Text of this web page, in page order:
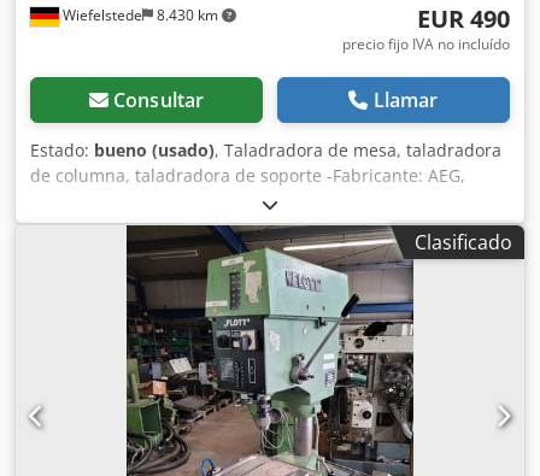
Wiefelstede 8.430 km EUR 490
precio fijo IVA no incluído
Consultar Llamar
Estado: bueno (usado), Taladradora de mesa, taladradora
de columna, taladradora de soporte -Fabricante: AEG,
taladradora de mesa, modelo DTBK-10 -Mesa de fijación:
175 x 175 mm Csdpfx Ahohfavqs Tjrf -Portaherramientas:
portabrocas B16 -Distancia del husillo al soporte: 200 mm -
Columna: diámetro 60 mm -Recorrido del husillo: 70 mm -
Motor: 0,25 kW / 2800 rpm -Tensión: 380 V -Dimensiones:
580/590/A730 mm -Peso: 60 kg
Clasificado